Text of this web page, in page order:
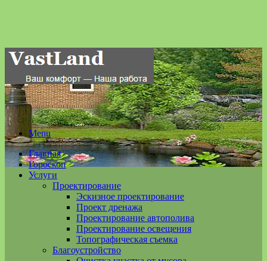
Menu
Главная
Гороскоп
Услуги
Проектирование
Эскизное проектирование
Проект дренажа
Проектирование автополива
Проектирование освещения
Топографическая съемка
Благоустройство